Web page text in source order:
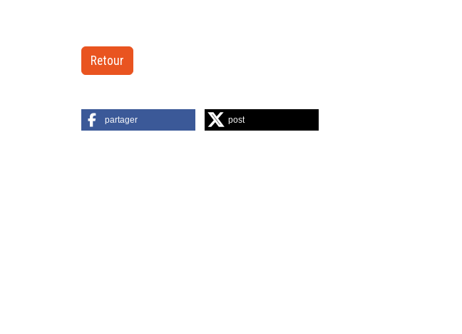
Retour
partager post